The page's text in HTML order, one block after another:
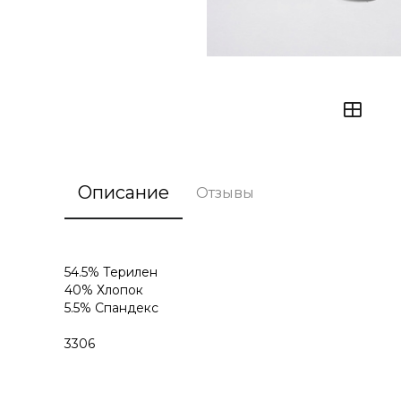
Описание Отзывы
54.5% Терилен
40% Хлопок
5.5% Спандекс
3306